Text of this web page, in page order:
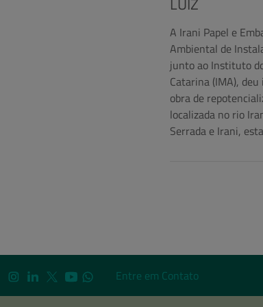
A Irani Papel e
Ambiental de
junto ao Instituto
Catarina (IMA),
obra de
localizada no rio
Serrada e Irani,
Entre em Contato